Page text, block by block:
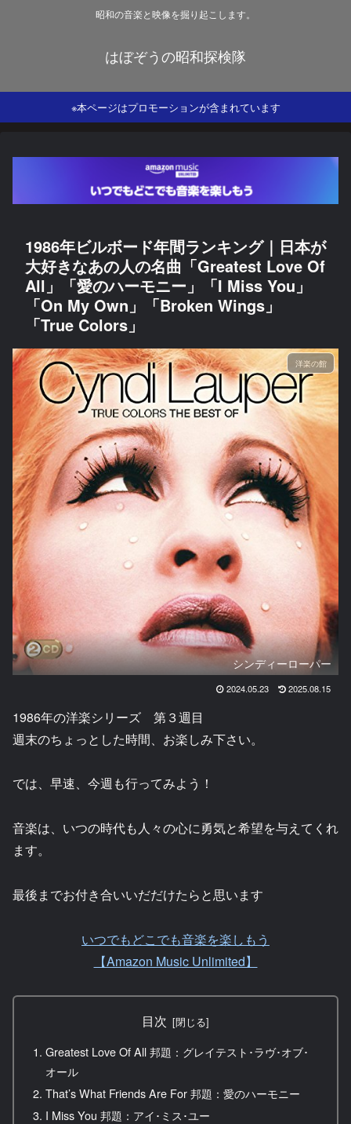
昭和の音楽と映像を掘り起こします。
はぼぞうの昭和探検隊
※本ページはプロモーションが含まれています
1986年ビルボード年間ランキング｜日本が
大好きなあの人の名曲「Greatest Love Of
All」「愛のハーモニー」「I Miss You」
「On My Own」「Broken Wings」
「True Colors」
洋楽の館
シンディーローパー
2024.05.23 2025.08.15
1986年の洋楽シリーズ 第３週目
週末のちょっとした時間、お楽しみ下さい。
では、早速、今週も行ってみよう！
音楽は、いつの時代も人々の心に勇気と希望を与えてくれ
ます。
最後までお付き合いいだだけたらと思います
いつでもどこでも音楽を楽しもう
【Amazon Music Unlimited】
目次
Greatest Love Of All 邦題：グレイテスト･ラヴ･オブ･
オール
That’s What Friends Are For 邦題：愛のハーモニー
I Miss You 邦題：アイ･ミス･ユー